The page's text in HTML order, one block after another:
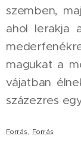
szemben,
ahol lerakja
magukat a
vájatban
százezres
Forrás, Forrás